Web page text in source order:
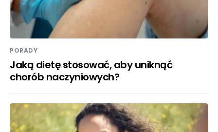
PORADY
Jaką dietę stosować, aby uniknąć
chorób naczyniowych?